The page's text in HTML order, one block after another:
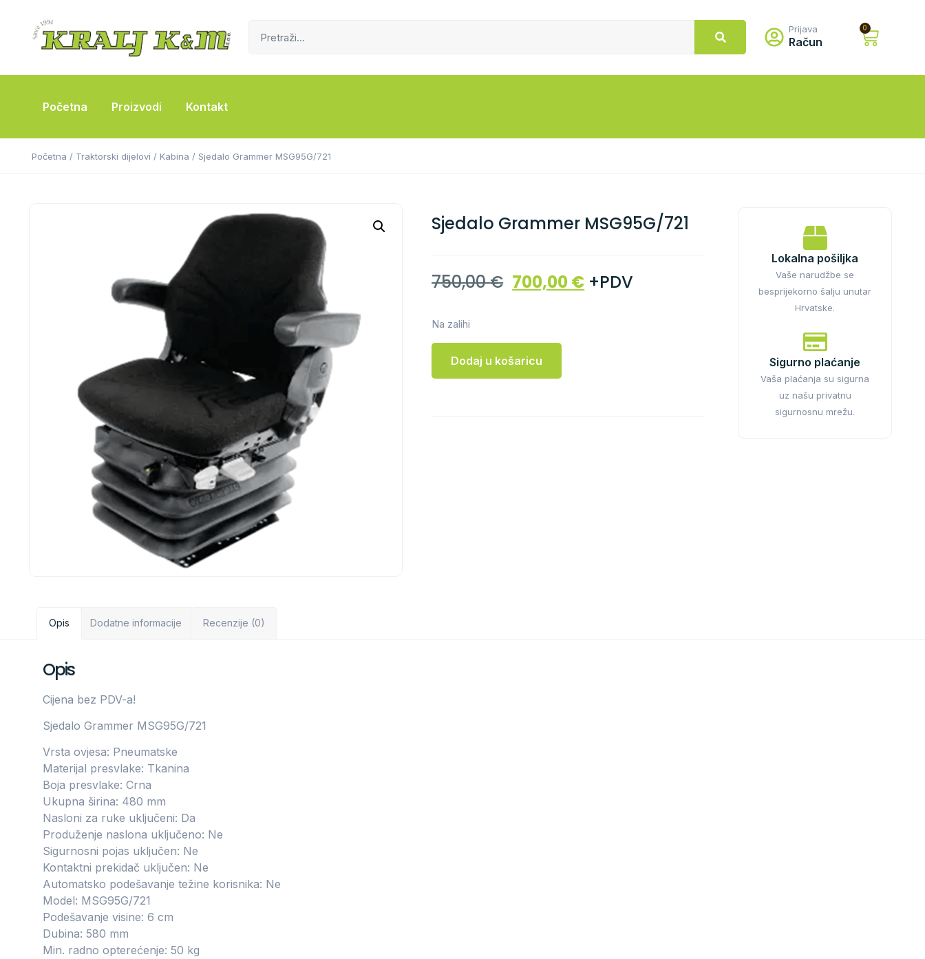
Prijava
Račun
0
Početna Proizvodi Kontakt
Početna / Traktorski dijelovi / Kabina / Sjedalo Grammer MSG95G/721
Sjedalo Grammer MSG95G/721
750,00€ 700,00€ +PDV
Na zalihi
Dodaj u košaricu
Lokalna pošiljka
Vaše narudžbe se
besprijekorno šalju unutar
Hrvatske.
Sigurno plaćanje
Vaša plaćanja su sigurna
uz našu privatnu
sigurnosnu mrežu.
Opis Dodatne informacije Recenzije (0)
Opis
Cijena bez PDV-a!
Sjedalo Grammer MSG95G/721
Vrsta ovjesa: Pneumatske
Materijal presvlake: Tkanina
Boja presvlake: Crna
Ukupna širina: 480 mm
Nasloni za ruke uključeni: Da
Produženje naslona uključeno: Ne
Sigurnosni pojas uključen: Ne
Kontaktni prekidač uključen: Ne
Automatsko podešavanje težine korisnika: Ne
Model: MSG95G/721
Podešavanje visine: 6 cm
Dubina: 580 mm
Min. radno opterećenje: 50 kg